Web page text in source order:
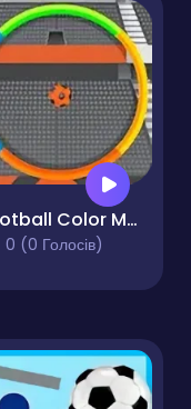
Football Color Matcher
0 (0 Голосів)